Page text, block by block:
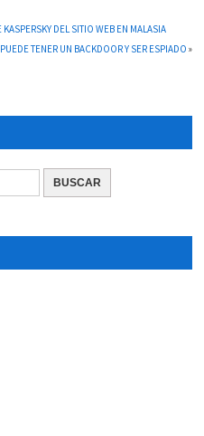
DEL SITIO WEB EN MALASIA
TENER UN BACKDOOR Y SER ESPIADO »